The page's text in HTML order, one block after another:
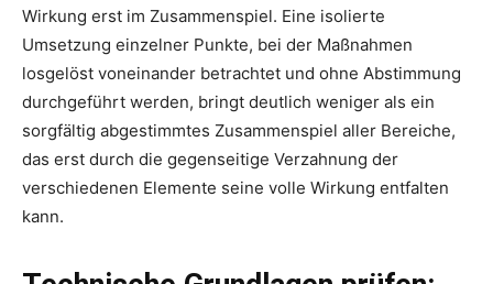
Wirkung erst im Zusammenspiel. Eine isolierte
Umsetzung einzelner Punkte, bei der Maßnahmen
losgelöst voneinander betrachtet und ohne Abstimmung
durchgeführt werden, bringt deutlich weniger als ein
sorgfältig abgestimmtes Zusammenspiel aller Bereiche,
das erst durch die gegenseitige Verzahnung der
verschiedenen Elemente seine volle Wirkung entfalten
kann.